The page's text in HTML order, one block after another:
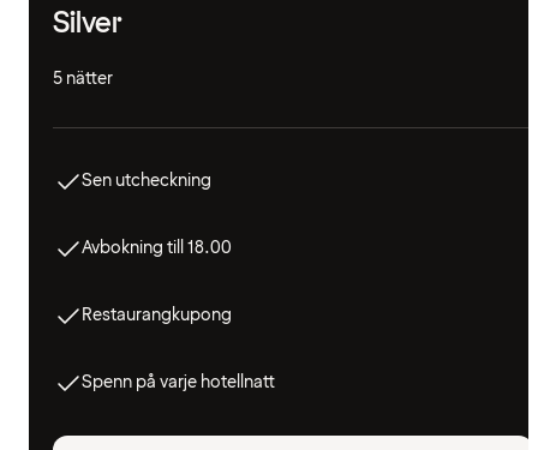
Silver
5 nätter
Sen utcheckning
Avbokning till 18.00
Restaurangkupong
Spenn på varje hotellnatt